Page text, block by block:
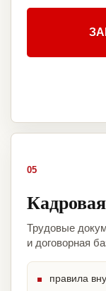
05
Трудовые
и договорная
правила